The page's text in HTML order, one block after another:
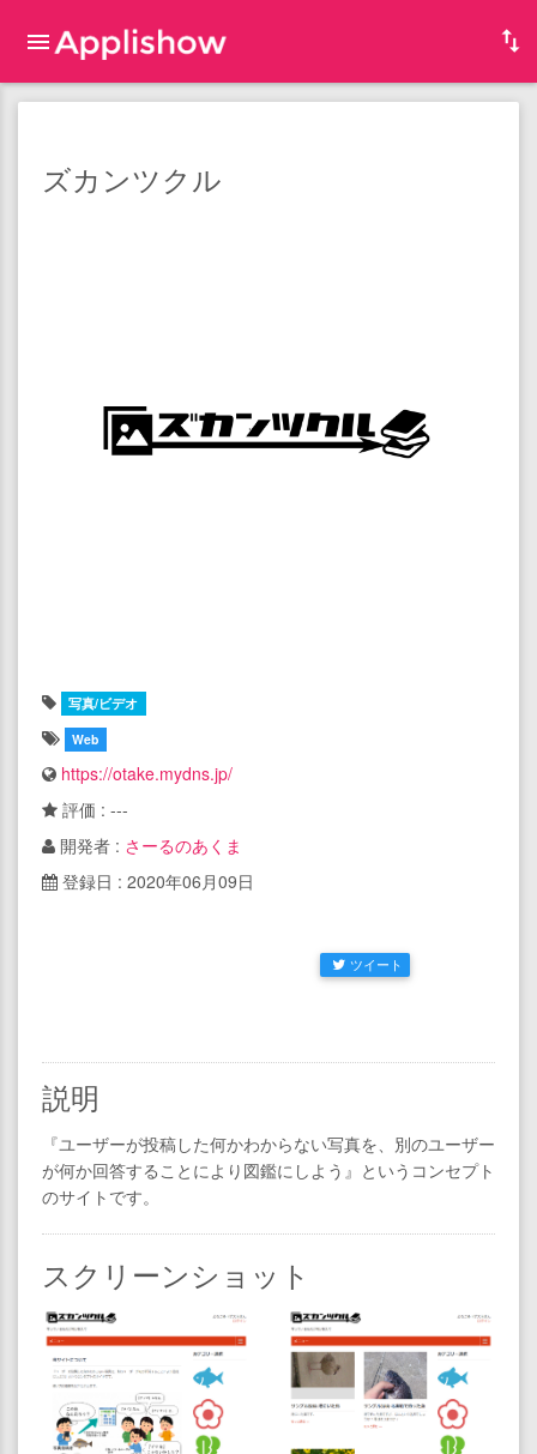
ズカンツクル
写真/ビデオ
Web
https://otake.mydns.jp/
評価 : ---
開発者 : さーるのあくま
登録日 : 2020年06月09日
ツイート
説明
『ユーザーが投稿した何かわからない写真を、別のユーザー
が何か回答することにより図鑑にしよう』というコンセプト
のサイトです。
スクリーンショット